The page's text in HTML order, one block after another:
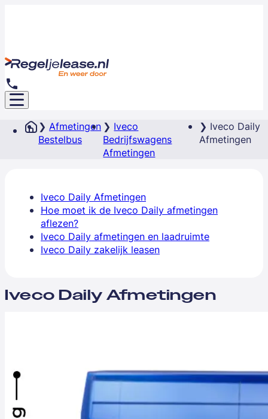
Afmetingen
Bestelbus
Iveco
Bedrijfswagens
Afmetingen
Iveco Daily
Afmetingen
Iveco Daily Afmetingen
Hoe moet ik de Iveco Daily afmetingen
aflezen?
Iveco Daily afmetingen en laadruimte
Iveco Daily zakelijk leasen
Iveco Daily Afmetingen